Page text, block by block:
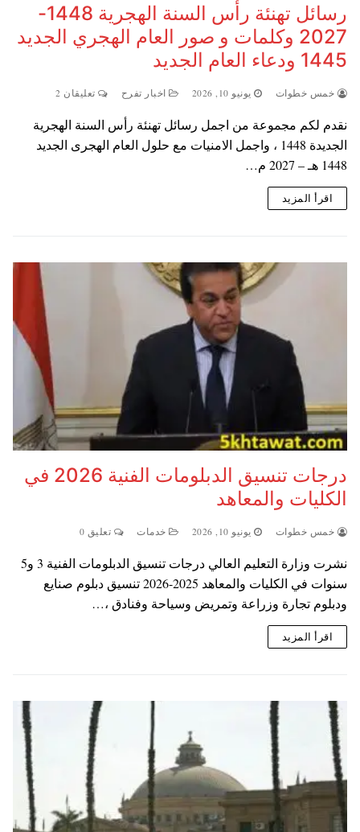
رسائل تهنئة رأس السنة الهجرية 1448-
2027 وكلمات و صور العام الهجري الجديد
1445 ودعاء العام الجديد
خمس خطوات يونيو 10, 2026 اخبار تفرح تعليقان 2
نقدم لكم مجموعة من اجمل رسائل تهنئة رأس السنة الهجرية
الجديدة 1448 ، واجمل الامنيات مع حلول العام الهجرى الجديد
1448 هـ – 2027 م…
اقرأ المزيد
درجات تنسيق الدبلومات الفنية 2026 في
الكليات والمعاهد
خمس خطوات يونيو 10, 2026 خدمات تعليق 0
نشرت وزارة التعليم العالي درجات تنسيق الدبلومات الفنية 3 و5
سنوات في الكليات والمعاهد 2025-2026 تنسيق دبلوم صنايع
ودبلوم تجارة وزراعة وتمريض وسياحة وفنادق ،…
اقرأ المزيد